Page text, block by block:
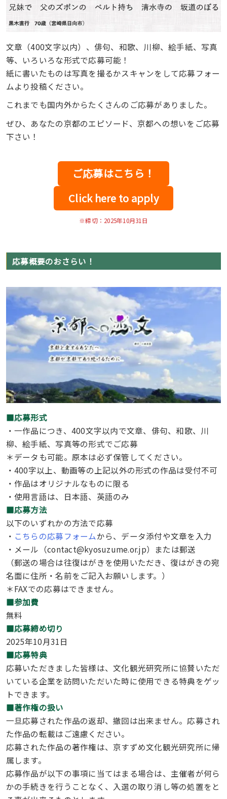
文章（400文字以内）、俳句、和歌、川柳、絵手紙、写真
等、いろいろな形式で応募可能！
紙に書いたものは写真を撮るかスキャンをして応募フォー
ムより投稿ください。
これまでも国内外からたくさんのご応募がありました。
ぜひ、あなたの京都のエピソード、京都への想いをご応募
下さい！
ご応募はこちら！
Click here to apply
※締切：2025年10月31日
応募概要のおさらい！
■応募形式
・一作品につき、400文字以内で文章、俳句、和歌、川
柳、絵手紙、写真等の形式でご応募
＊データも可能。原本は必ず保管してください。
・400字以上、動画等の上記以外の形式の作品は受付不可
・作品はオリジナルなものに限る
・使用言語は、日本語、英語のみ
■応募方法
以下のいずれかの方法で応募
・ こちらの応募フォームから、データ添付や文章を入力
・メール（contact@kyosuzume.or.jp）または郵送
（郵送の場合は往復はがきを使用いただき、復はがきの宛
名面に住所・名前をご記入お願いします。）
＊FAXでの応募はできません。
■参加費
無料
■応募締め切り
2025年10月31日
■応募特典
応募いただきました皆様は、文化観光研究所に協賛いただ
いている企業を訪問いただいた時に使用できる特典をゲッ
トできます。
■著作権の扱い
一旦応募された作品の返却、撤回は出来ません。応募され
た作品の転載はご遠慮ください。
応募された作品の著作権は、京すずめ文化観光研究所に帰
属します。
応募作品が以下の事項に当てはまる場合は、主催者が何ら
かの手続きを行うことなく、入選の取り消し等の処置をと